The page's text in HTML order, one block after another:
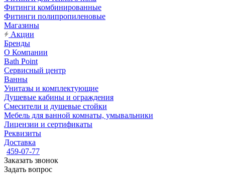
Фитинги комбинированные
Фитинги полипропиленовые
Магазины
Акции
Бренды
О Компании
Bath Point
Сервисный центр
Ванны
Унитазы и комплектующие
Душевые кабины и ограждения
Смесители и душевые стойки
Мебель для ванной комнаты, умывальники
Лицензии и сертификаты
Реквизиты
Доставка
459-07-77
Заказать звонок
Задать вопрос